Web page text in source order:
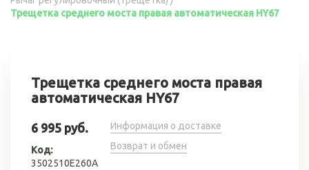
здесь
Трещетка среднего моста правая автоматическая HY67
Трещетка среднего моста правая
автоматическая HY67
6 995 руб.
Код:
3502510Е260А
Информация о доставке
Возврат и обмен